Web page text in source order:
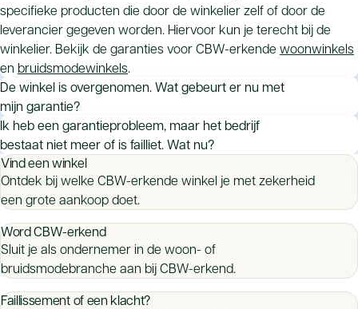
specifieke producten die door de winkelier zelf of door de
leverancier gegeven worden. Hiervoor kun je terecht bij de
winkelier. Bekijk de garanties voor CBW-erkende woonwinkels
en bruidsmodewinkels.
De winkel is overgenomen. Wat gebeurt er nu met
mijn garantie?
De overnemende partij heeft hierover mogelijk afspraken
gemaakt met de oude eigenaar. De garantieverplichtingen
gaan niet automatisch over op de nieuwe eigenaar. Een
overname kan zijn ‘met lusten en lasten’ of ‘alleen de lusten,
niet de lasten’.
In het eerste geval kun je naar de nieuwe eigenaar. In het
tweede geval niet, maar het kan zijn dat je de oude eigenaar
nog kunt aanspreken. Is de oude eigenaar nog actief in de
woonbranche met een bedrijf? Dan kun je de oude eigenaar
aanspreken op de garantieverplichting. Is deze niet meer
Ik heb een garantieprobleem, maar het bedrijf
bestaat niet meer of is failliet. Wat nu?
Als het bedrijf niet meer bestaat, dan vervalt de
productgarantie. Alleen als er een fabrieksgarantie op het
product is gegeven, kun je je rechtstreeks tot de fabrikant of
leverancier wenden om gebruik te maken van de
fabrieksgarantie. Bekijk de garanties voor CBW-erkende
woonwinkelsenbruidsmodewinkels .
Vind een winkel
Ontdek bij welke CBW-erkende winkel je met zekerheid
een grote aankoop doet.
Word CBW-erkend
Sluit je als ondernemer in de woon- of
bruidsmodebranche aan bij CBW-erkend.
Faillissement of een klacht?